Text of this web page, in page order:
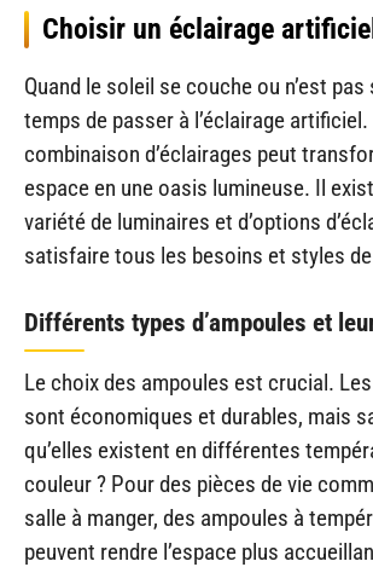
Choisir un éclairage
Quand le soleil se couche ou n’est
temps de passer à l’éclairage artificiel.
combinaison d’éclairages peut
espace en une oasis lumineuse. Il
variété de luminaires et d’options
satisfaire tous les besoins et styles
Différents types d’ampoules et
Le choix des ampoules est crucial.
sont économiques et durables, mais
qu’elles existent en différentes
couleur ? Pour des pièces de vie
salle à manger, des ampoules à
peuvent rendre l’espace plus